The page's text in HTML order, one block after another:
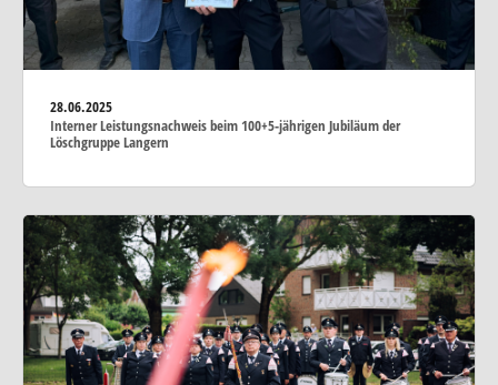
28.06.2025
Interner Leistungsnachweis beim 100+5-jährigen Jubiläum der
Löschgruppe Langern